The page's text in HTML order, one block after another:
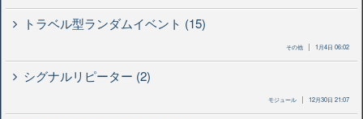
トラベル型ランダムイベント (15)
その他 1月4日 06:02
シグナルリピーター (2)
モジュール 12月30日 21:07